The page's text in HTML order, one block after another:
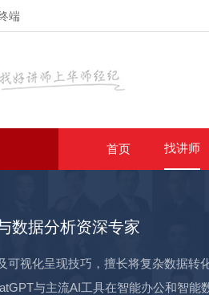
端
首页 找讲师
数据分析资深专家
可视化呈现技巧，擅长将复杂数据
与主流AI工具在智能办公和智